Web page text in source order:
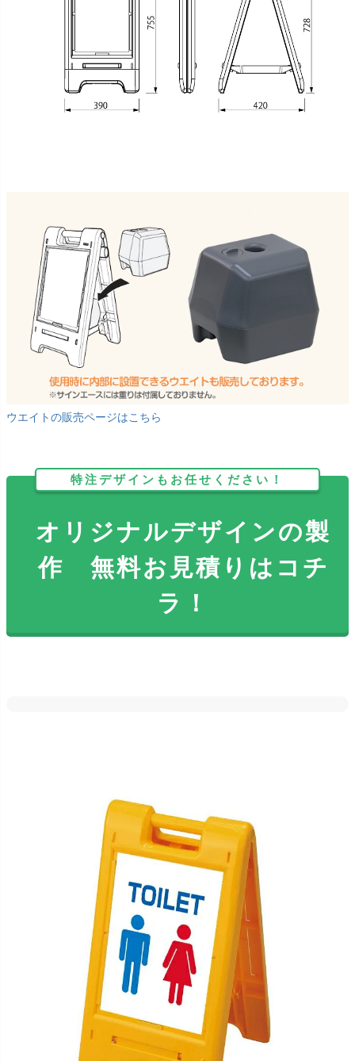
ウエイトの販売ページはこちら
特注デザインもお任せください！
オリジナルデザインの製
作 無料お見積りはコチ
ラ！